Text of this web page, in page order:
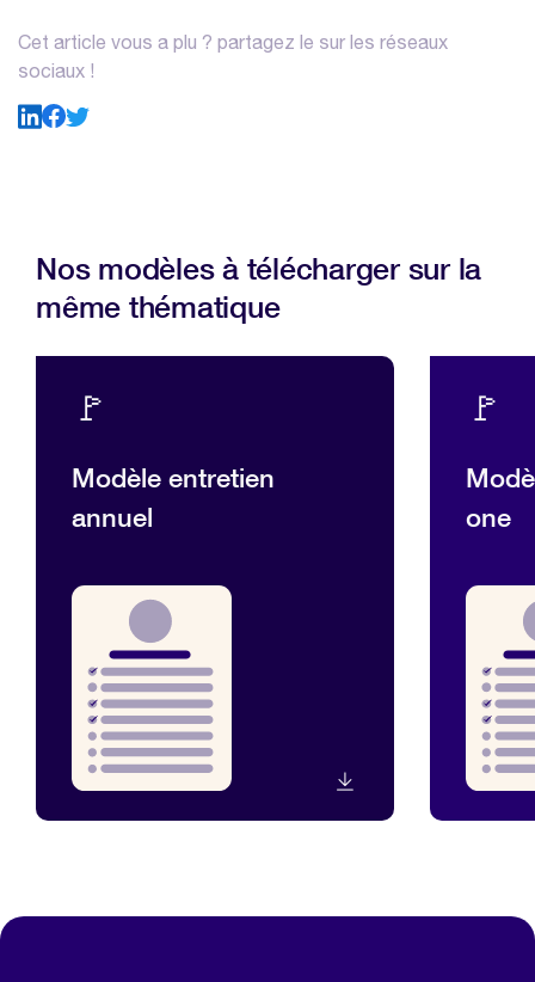
Cet article vous a plu ? partagez le sur les réseaux
sociaux !
Nos modèles à télécharger sur la
même thématique
🚩
Modèle entretien
annuel
🚩
one